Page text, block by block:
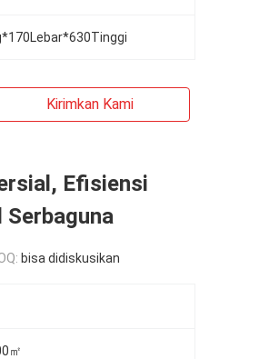
Kirimkan Kami
Efisiensi
bisa didiskusikan
㎡